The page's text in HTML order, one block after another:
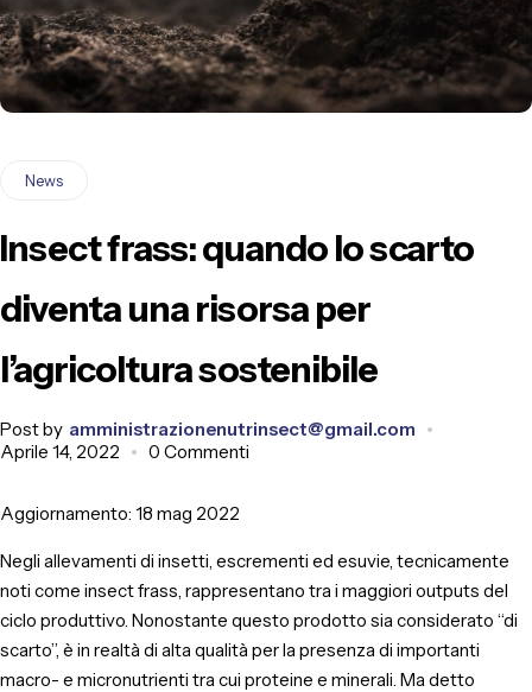
News
Insect frass: quando lo scarto
diventa una risorsa per
l’agricoltura sostenibile
Post by amministrazionenutrinsect@gmail.com
Aprile 14, 2022
0 Commenti
Aggiornamento: 18 mag 2022
Negli allevamenti di insetti, escrementi ed esuvie, tecnicamente
noti come insect frass, rappresentano tra i maggiori outputs del
ciclo produttivo. Nonostante questo prodotto sia considerato “di
scarto”, è in realtà di alta qualità per la presenza di importanti
macro- e micronutrienti tra cui proteine e minerali. Ma detto